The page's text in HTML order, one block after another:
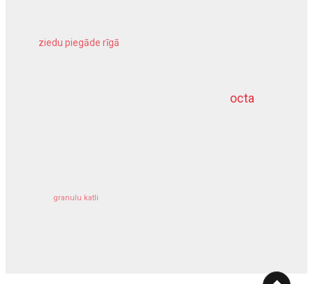
octa
ziedu piegāde rīgā
granulu katli
dziļurbums